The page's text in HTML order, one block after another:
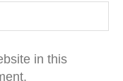
in this